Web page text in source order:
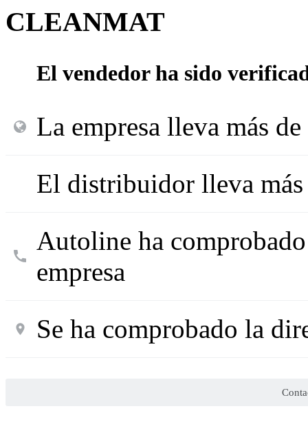
CLEANMAT
El vendedor ha sido
La empresa lleva más
El distribuidor lleva
Autoline ha
empresa
Se ha comprobado la